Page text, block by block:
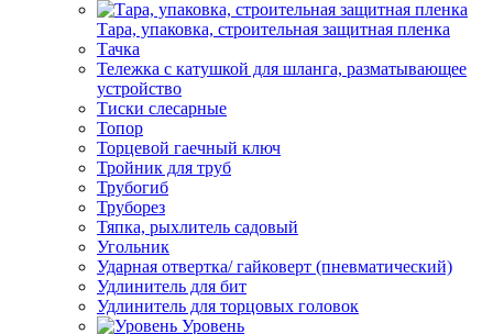
Тара, упаковка, строительная защитная пленка
Тачка
Тележка с катушкой для шланга, разматывающее
устройство
Тиски слесарные
Топор
Торцевой гаечный ключ
Тройник для труб
Трубогиб
Труборез
Тяпка, рыхлитель садовый
Угольник
Ударная отвертка/ гайковерт (пневматический)
Удлинитель для бит
Удлинитель для торцовых головок
Уровень